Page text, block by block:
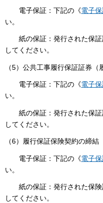
電子保証：下記の《電子
い。
紙の保証：発行された保証
してください。
（5）公共工事履行保証証券
電子保証：下記の《電子
い。
紙の保証：発行された保証
してください。
（6）履行保証保険契約の締結
電子保証：下記の《電子
い。
紙の保証：発行された保険
してください。